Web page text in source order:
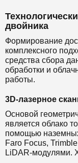
двойника
Формирование
комплексного
средства сбора
обработки и
работы.
3D-лазерное
Основой
является облако
помощью
Faro Focus,
LiDAR-модулями.